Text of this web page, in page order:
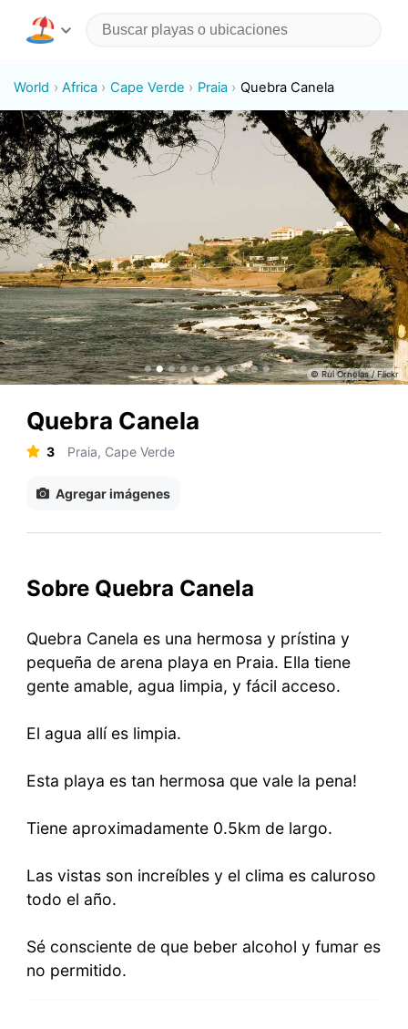
World Africa Cape Verde Praia Quebra Canela
Quebra Canela
3 Praia, Cape Verde
Agregar imágenes
Sobre Quebra Canela
Quebra Canela es una hermosa y prístina y
pequeña de arena playa en Praia. Ella tiene
gente amable, agua limpia, y fácil acceso.
El agua allí es limpia.
Esta playa es tan hermosa que vale la pena!
Tiene aproximadamente 0.5km de largo.
Las vistas son increíbles y el clima es caluroso
todo el año.
Sé consciente de que beber alcohol y fumar es
no permitido.